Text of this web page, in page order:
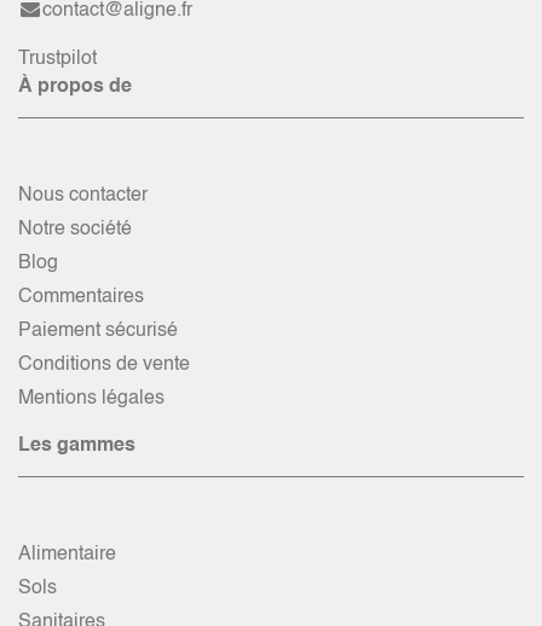
contact@aligne.fr
Trustpilot
À propos de
Nous contacter
Notre société
Blog
Commentaires
Paiement sécurisé
Conditions de vente
Mentions légales
Les gammes
Alimentaire
Sols